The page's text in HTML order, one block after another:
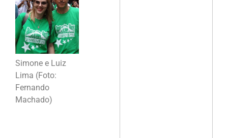
Simone e Luiz
Lima (Foto:
Fernando
Machado)